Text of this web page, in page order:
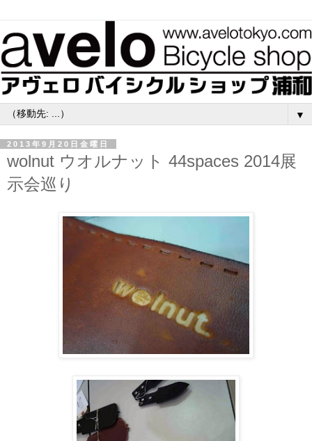
▼
2013年9月20日金曜日
wolnut ウオルナット 44spaces 2014展
示会巡り